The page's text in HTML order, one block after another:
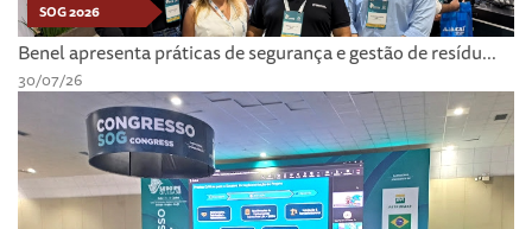
SOG 2026
Benel apresenta práticas de segurança e gestão de resídu...
30/07/26